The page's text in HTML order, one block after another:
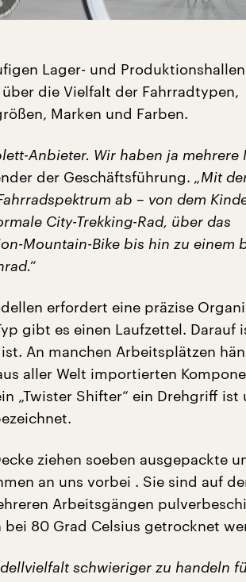
Lager- und
die Vielfalt der Fahrradtypen,
Marken und Farben.
Anbieter. Wir haben ja mehrere
der Geschäftsführung. „Mit
ab – von dem
City-Trekking-Rad, über das
Mountain-Bike bis hin zu einem
erfordert eine präzise
gibt es einen Laufzettel. Darauf
An manchen Arbeitsplätzen
aller Welt importierten
„Twister Shifter“ ein Drehgriff ist
ziehen soeben ausgepackte
an uns vorbei . Sie sind auf
Arbeitsgängen
80 Grad Celsius getrocknet
schwieriger zu handeln